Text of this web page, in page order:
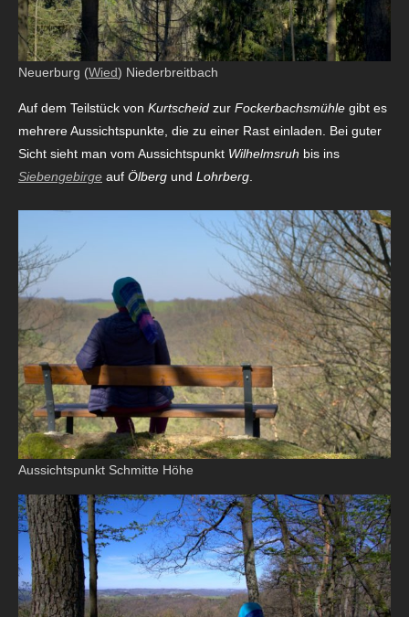
Neuerburg (Wied) Niederbreitbach
Auf dem Teilstück von Kurtscheid zur Fockerbachsmühle gibt es
mehrere Aussichtspunkte, die zu einer Rast einladen. Bei guter
Sicht sieht man vom Aussichtspunkt Wilhelmsruh bis ins
Siebengebirge auf Ölberg und Lohrberg.
Aussichtspunkt Schmitte Höhe